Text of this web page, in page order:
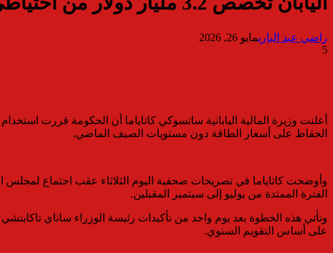
راضي عبد الباريمايو 26, 2026
5
الحفاظ على أسعار الطاقة دون مستويات الصيف الماضي.
الفترة الممتدة من يوليو إلى سبتمبر المقبلين.
وتأتي هذه الخطوة بعد يوم واحد من تأكيدات رئيسة الوزراء ساناي
على أساس التقويم السنوي.